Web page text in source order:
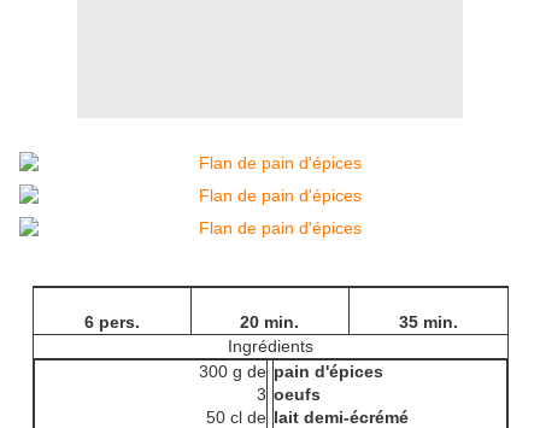
6 pers. 20 min.
35 min.
Ingrédients
300 g de
3
50 cl de
pain d'épices
oeufs
lait demi-écrémé